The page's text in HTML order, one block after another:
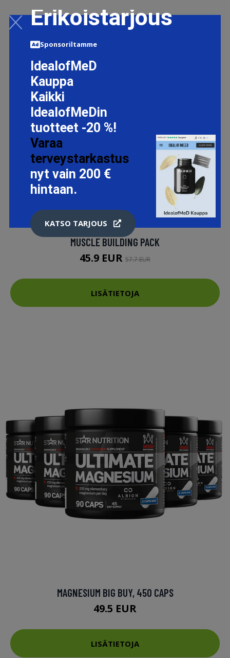
MUSCLE BUILDING PACK
45.9 EUR 57.7 EUR
LISÄTIETOJA
MAGNESIUM BIG BUY, 450 CAPS
49.5 EUR
LISÄTIETOJA
Erikoistarjous
Sponsoriltamme
IdealofMeD
Kauppa
Kaikki
IdealofMeDin
tuotteet -20 %!
Varaa
terveystarkastus
nyt vain 200 €
hintaan.
KATSO TARJOUS